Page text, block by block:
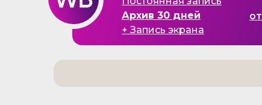
от
Архив 30 дней
+ Запись экрана